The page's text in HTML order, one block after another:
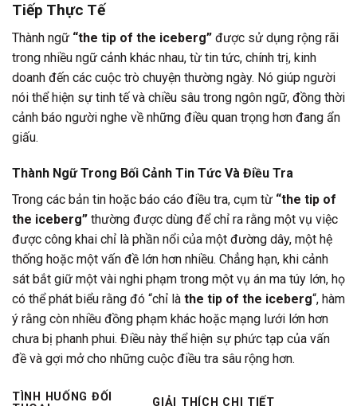
Tiếp Thực Tế
Thành ngữ “the tip of the iceberg” được sử dụng rộng rãi
trong nhiều ngữ cảnh khác nhau, từ tin tức, chính trị, kinh
doanh đến các cuộc trò chuyện thường ngày. Nó giúp người
nói thể hiện sự tinh tế và chiều sâu trong ngôn ngữ, đồng thời
cảnh báo người nghe về những điều quan trọng hơn đang ẩn
giấu.
Thành Ngữ Trong Bối Cảnh Tin Tức Và Điều Tra
Trong các bản tin hoặc báo cáo điều tra, cụm từ “the tip of
the iceberg” thường được dùng để chỉ ra rằng một vụ việc
được công khai chỉ là phần nổi của một đường dây, một hệ
thống hoặc một vấn đề lớn hơn nhiều. Chẳng hạn, khi cảnh
sát bắt giữ một vài nghi phạm trong một vụ án ma túy lớn, họ
có thể phát biểu rằng đó “chỉ là the tip of the iceberg“, hàm
ý rằng còn nhiều đồng phạm khác hoặc mạng lưới lớn hơn
chưa bị phanh phui. Điều này thể hiện sự phức tạp của vấn
đề và gợi mở cho những cuộc điều tra sâu rộng hơn.
TÌNH HUỐNG ĐỐI
GIẢI THÍCH CHI TIẾT